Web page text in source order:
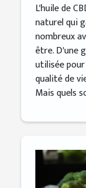
L'huile de
naturel qui
nombreux
être. D'une
utilisée
qualité de
Mais quels